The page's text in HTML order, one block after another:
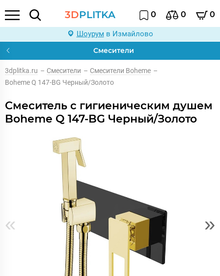
3DPLITKA 0 0 0
Шоурум в Измайлово
Смесители
3dplitka.ru – Смесители – Смесители Boheme –
Boheme Q 147-BG Черный/Золото
Смеситель с гигиеническим душем
Boheme Q 147-BG Черный/Золото
« »